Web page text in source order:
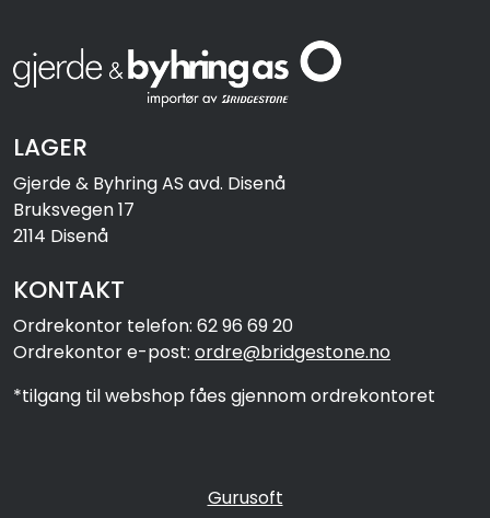
LAGER
Gjerde & Byhring AS avd. Disenå
Bruksvegen 17
2114 Disenå
KONTAKT
Ordrekontor telefon: 62 96 69 20
Ordrekontor e-post: ordre@bridgestone.no
*tilgang til webshop fåes gjennom ordrekontoret
Gurusoft